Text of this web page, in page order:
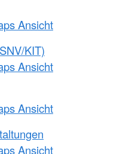
Ansicht
KIT)
Ansicht
Ansicht
Ansicht